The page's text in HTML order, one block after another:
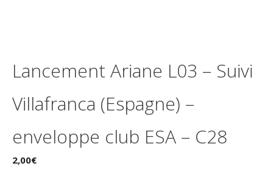
Lancement Ariane L03 – Suivi
Villafranca (Espagne) –
enveloppe club ESA – C28
2,00€